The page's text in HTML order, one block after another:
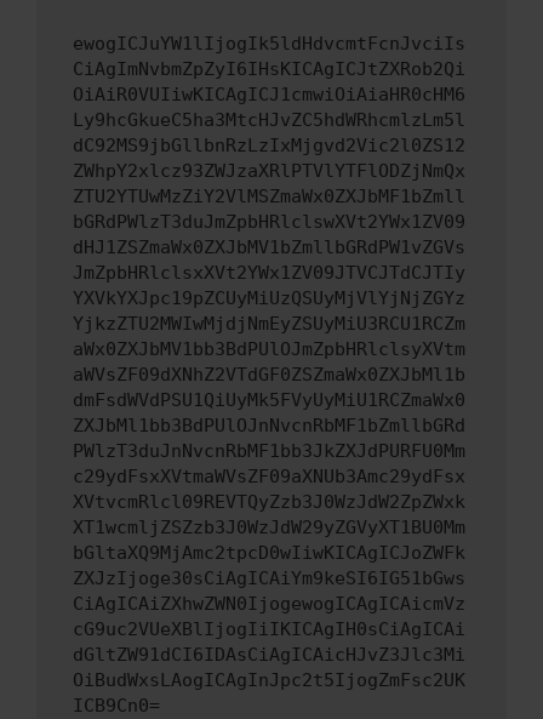
ewogICJuYW1lIjogIk5ldHdvcmtFcnJvciIs
CiAgImNvbmZpZyI6IHsKICAgICJtZXRob2Qi
OiAiR0VUIiwKICAgICJ1cmwiOiAiaHR0cHM6
Ly9hcGkueC5ha3MtcHJvZC5hdWRhcmlzLm5l
dC92MS9jbGllbnRzLzIxMjgvd2Vic2l0ZS12
ZWhpY2xlcz93ZWJzaXRlPTVlYTFlODZjNmQx
ZTU2YTUwMzZiY2VlMSZmaWx0ZXJbMF1bZmll
bGRdPWlzT3duJmZpbHRlclswXVt2YWx1ZV09
dHJ1ZSZmaWx0ZXJbMV1bZmllbGRdPW1vZGVs
JmZpbHRlclsxXVt2YWx1ZV09JTVCJTdCJTIy
YXVkYXJpc19pZCUyMiUzQSUyMjVlYjNjZGYz
YjkzZTU2MWIwMjdjNmEyZSUyMiU3RCU1RCZm
aWx0ZXJbMV1bb3BdPUlOJmZpbHRlclsyXVtm
aWVsZF09dXNhZ2VTdGF0ZSZmaWx0ZXJbMl1b
dmFsdWVdPSU1QiUyMk5FVyUyMiU1RCZmaWx0
ZXJbMl1bb3BdPUlOJnNvcnRbMF1bZmllbGRd
PWlzT3duJnNvcnRbMF1bb3JkZXJdPURFU0Mm
c29ydFsxXVtmaWVsZF09aXNUb3Amc29ydFsx
XVtvcmRlcl09REVTQyZzb3J0WzJdW2ZpZWxk
XT1wcmljZSZzb3J0WzJdW29yZGVyXT1BU0Mm
bGltaXQ9MjAmc2tpcD0wIiwKICAgICJoZWFk
ZXJzIjoge30sCiAgICAiYm9keSI6IG51bGws
CiAgICAiZXhwZWN0IjogewogICAgICAicmVz
cG9uc2VUeXBlIjogIiIKICAgIH0sCiAgICAi
dGltZW91dCI6IDAsCiAgICAicHJvZ3Jlc3Mi
OiBudWxsLAogICAgInJpc2t5IjogZmFsc2UK
ICB9Cn0=